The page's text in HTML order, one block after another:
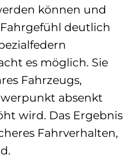
können und
deutlich
es möglich. Sie
Fahrzeugs,
absenkt
wird. Das Ergebnis
Fahrverhalten,